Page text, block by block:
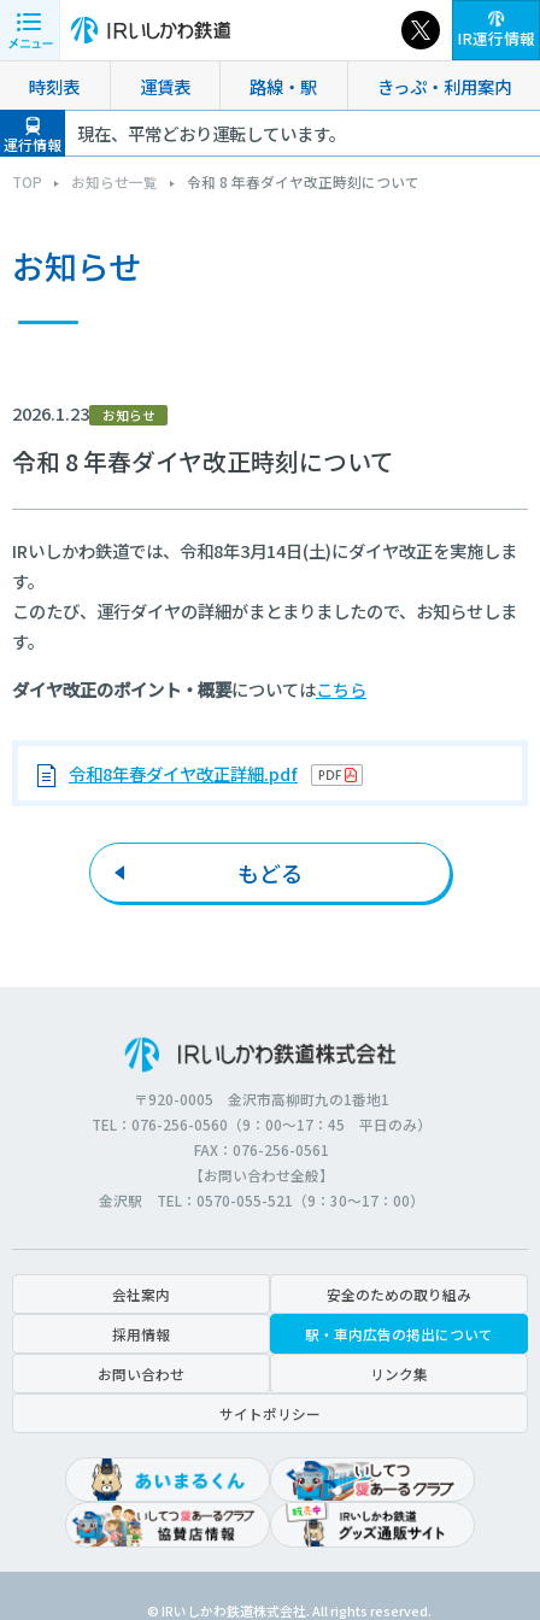
IR運行情報
時刻表 運賃表 路線・駅 きっぷ・利用案内
運行情報 現在、平常どおり運転しています。
TOP お知らせ一覧 令和 8 年春ダイヤ改正時刻について
お知らせ
2026.1.23 お知らせ
令和 8 年春ダイヤ改正時刻について
IRいしかわ鉄道では、令和8年3月14日(土)にダイヤ改正を実施しま
す。
このたび、運行ダイヤの詳細がまとまりましたので、お知らせしま
す。
ダイヤ改正のポイント・概要についてはこちら
令和8年春ダイヤ改正詳細.pdf
もどる
〒920-0005 金沢市高柳町九の1番地1
TEL：076-256-0560（9：00～17：45 平日のみ）
FAX：076-256-0561
【お問い合わせ全般】
金沢駅 TEL：0570-055-521（9：30～17：00）
会社案内
安全のための取り組み
採用情報
駅・車内広告の掲出について
お問い合わせ
リンク集
サイトポリシー
© IRいしかわ鉄道株式会社. All rights reserved.